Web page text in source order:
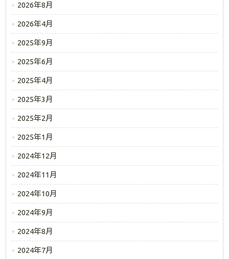
2026年8月
2026年4月
2025年9月
2025年6月
2025年4月
2025年3月
2025年2月
2025年1月
2024年12月
2024年11月
2024年10月
2024年9月
2024年8月
2024年7月